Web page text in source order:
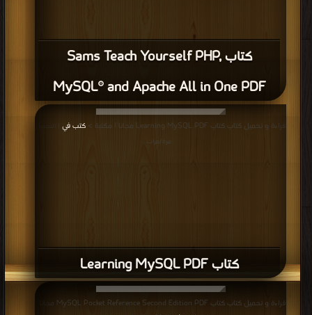
كتاب Sams Teach Yourself PHP,
MySQL® and Apache All in One PDF
كتاب Learning MySQL PDF
قراءة و تحميل كتاب كتاب Learning MySQL PDF مجانا | مكتبة > كتب في
: مرة/مرات
قراءة و تحميل كتاب كتاب MySQL Pocket Reference Second Edition PDF مجانا |